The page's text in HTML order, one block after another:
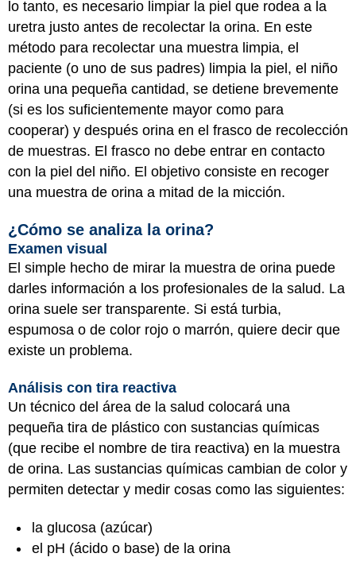
lo tanto, es necesario limpiar la piel que rodea a la
uretra justo antes de recolectar la orina. En este
método para recolectar una muestra limpia, el
paciente (o uno de sus padres) limpia la piel, el niño
orina una pequeña cantidad, se detiene brevemente
(si es los suficientemente mayor como para
cooperar) y después orina en el frasco de recolección
de muestras. El frasco no debe entrar en contacto
con la piel del niño. El objetivo consiste en recoger
una muestra de orina a mitad de la micción.
¿Cómo se analiza la orina?
Examen visual
El simple hecho de mirar la muestra de orina puede
darles información a los profesionales de la salud. La
orina suele ser transparente. Si está turbia,
espumosa o de color rojo o marrón, quiere decir que
existe un problema.
Análisis con tira reactiva
Un técnico del área de la salud colocará una
pequeña tira de plástico con sustancias químicas
(que recibe el nombre de tira reactiva) en la muestra
de orina. Las sustancias químicas cambian de color y
permiten detectar y medir cosas como las siguientes:
la glucosa (azúcar)
el pH (ácido o base) de la orina